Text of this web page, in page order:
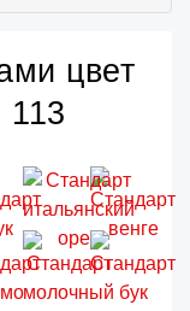
цвет
113